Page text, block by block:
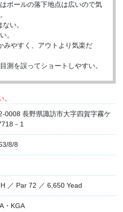
ボールの落下地点は広いので気
い。
。
みやすく、アウトより気楽だ
測を誤ってショートしやすい。
0008 長野県諏訪市大字四賀字霧ケ
－1
8/8
／ Par 72 ／ 6,650 Yead
・KGA